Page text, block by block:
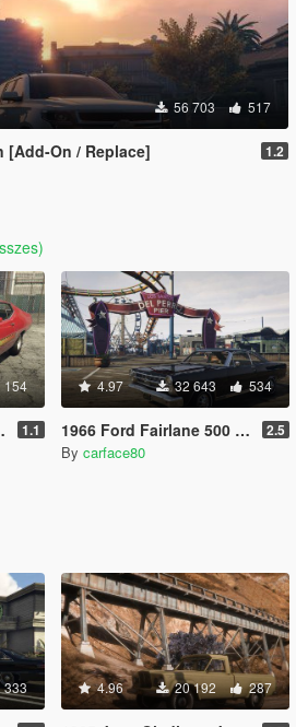
56 703 517
[Add-On / Replace] 1.2
154
1.1
4.97 32 643 534
1966 Ford Fairlane 500 [Add-On / Replace | LODs] 2.5
By carface80
333 4.96 20 192 287